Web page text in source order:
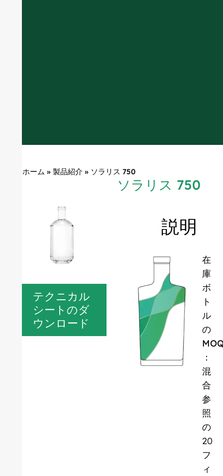
ホーム » 製品紹介 » ソラリス 750
ソラリス 750
テクニカル
シートのダ
ウンロード
説明
在
庫
ボ
ト
ル
の
：
混
合
参
照
の
20
フ
ィ